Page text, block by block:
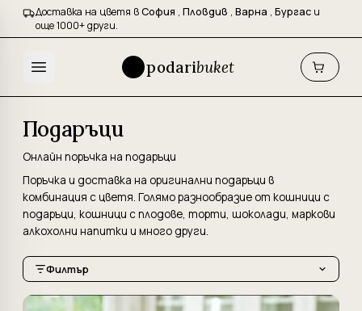
Доставка на цветя вСофия , Пловдив , Варна , Бургас и
още 1000+ други.
podaribuket
Подаръци
Онлайн поръчка на подаръци
Поръчка и доставка на оригинални подаръци в
комбинация с цветя. Голямо разнообразие от кошници с
подаръци, кошници с плодове, торти, шоколади, маркови
алкохолни напитки и много други.
Филтър